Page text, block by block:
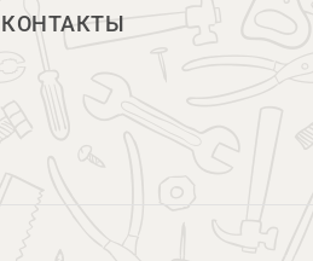
КОНТАКТЫ